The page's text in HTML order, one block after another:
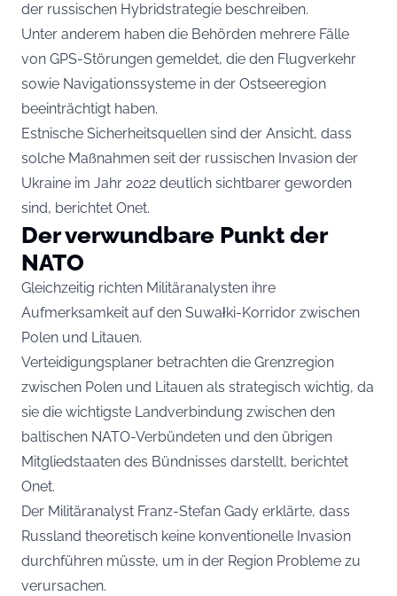
der russischen Hybridstrategie beschreiben.
Unter anderem haben die Behörden mehrere Fälle
von GPS-Störungen gemeldet, die den Flugverkehr
sowie Navigationssysteme in der Ostseeregion
beeinträchtigt haben.
Estnische Sicherheitsquellen sind der Ansicht, dass
solche Maßnahmen seit der russischen Invasion der
Ukraine im Jahr 2022 deutlich sichtbarer geworden
sind, berichtet Onet.
Der verwundbare Punkt der
NATO
Gleichzeitig richten Militäranalysten ihre
Aufmerksamkeit auf den Suwałki-Korridor zwischen
Polen und Litauen.
Verteidigungsplaner betrachten die Grenzregion
zwischen Polen und Litauen als strategisch wichtig, da
sie die wichtigste Landverbindung zwischen den
baltischen NATO-Verbündeten und den übrigen
Mitgliedstaaten des Bündnisses darstellt, berichtet
Onet.
Der Militäranalyst Franz-Stefan Gady erklärte, dass
Russland theoretisch keine konventionelle Invasion
durchführen müsste, um in der Region Probleme zu
verursachen.